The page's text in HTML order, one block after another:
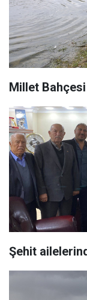
Millet Bahçesi
Şehit